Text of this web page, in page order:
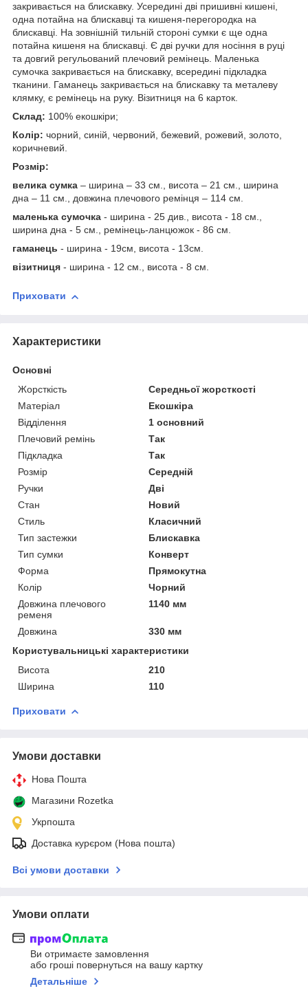
закривається на блискавку. Усередині дві пришивні кишені,
одна потайна на блискавці та кишеня-перегородка на
блискавці. На зовнішній тильній стороні сумки є ще одна
потайна кишеня на блискавці. Є дві ручки для носіння в руці
та довгий регульований плечовий ремінець. Маленька
сумочка закривається на блискавку, всередині підкладка
тканини. Гаманець закривається на блискавку та металеву
клямку, є ремінець на руку. Візитниця на 6 карток.
Склад: 100% екошкіри;
Колір: чорний, синій, червоний, бежевий, рожевий, золото,
коричневий.
Розмір:
велика сумка – ширина – 33 см., висота – 21 см., ширина
дна – 11 см., довжина плечового ремінця – 114 см.
маленька сумочка - ширина - 25 див., висота - 18 см.,
ширина дна - 5 см., ремінець-ланцюжок - 86 см.
гаманець - ширина - 19см, висота - 13см.
візитниця - ширина - 12 см., висота - 8 см.
Приховати
Характеристики
Основні
Жорсткість
Середньої жорсткості
Матеріал
Екошкіра
Відділення
1 основний
Плечовий ремінь
Так
Підкладка
Так
Розмір
Середній
Ручки
Дві
Стан
Новий
Стиль
Класичний
Тип застежки
Блискавка
Тип сумки
Конверт
Форма
Прямокутна
Колір
Чорний
Довжина плечового
ременя
1140 мм
Довжина
330 мм
Користувальницькі характеристики
Висота
210
Ширина
110
Приховати
Умови доставки
Нова Пошта
Магазини Rozetka
Укрпошта
Доставка курєром (Нова пошта)
Всі умови доставки
Умови оплати
Ви отримаєте замовлення
або гроші повернуться на вашу картку
Детальніше